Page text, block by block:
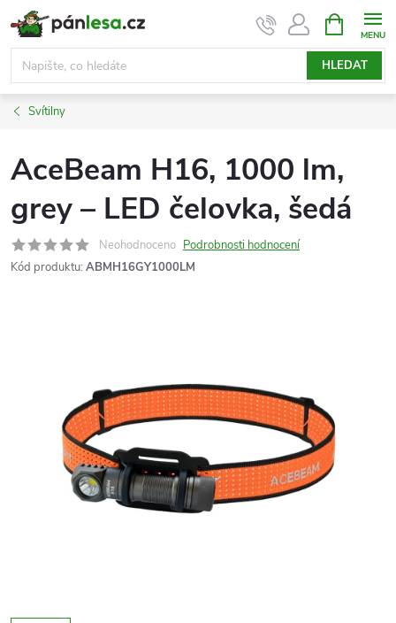
Přejít
na
obsah
HLEDAT
NÁKUPNÍ
KOŠÍK
Svítilny
AceBeam H16, 1000 lm,
grey – LED čelovka, šedá
Neohodnoceno Podrobnosti hodnocení
Kód produktu: ABMH16GY1000LM